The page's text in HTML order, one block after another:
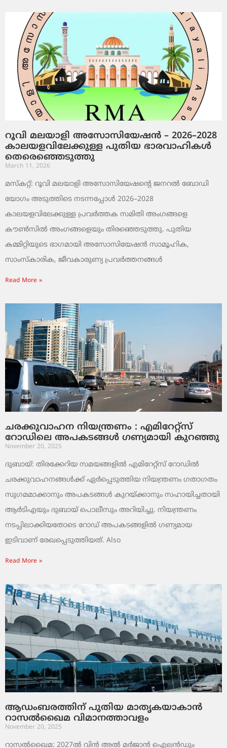
റൂവി മലയാളി അസോസിയേഷൻ – 2026–2028
കാലയളവിലേക്കുള്ള പുതിയ ഭാരവാഹികൾ
തെരെഞ്ഞെടുത്തു
March 11, 2026
മസ്കറ്റ്: റൂവി മലയാളി അസോസിയേഷന്റെ ജനറൽ ബോഡി
യോഗം അടുത്തിടെ നടന്നപ്പോൾ 2026–2028
കാലയളവിലേക്കുള്ള പ്രവർത്തക സമിതി അംഗങ്ങളെ
കൗൺസിൽ അംഗങ്ങളെയും തിരഞ്ഞെടുത്തു. പുതിയ
കമ്മിറ്റിയുടെ ഭാഗമായി അസോസിയേഷൻ സാമൂഹിക,
സാംസ്‌കാരിക, ജീവകാരുണ്യ പ്രവർത്തനങ്ങൾ
Read More »
ചരക്കുവാഹന നിയന്ത്രണം : എമിറേറ്റ്സ്
റോഡിലെ അപകടങ്ങൾ ഗണ്യമായി കുറഞ്ഞു
November 20, 2025
ദുബായ്: തിരക്കേറിയ സമയങ്ങളിൽ എമിറേറ്റ്സ് റോഡിൽ
ചരക്കുവാഹനങ്ങൾക്ക് ഏർപ്പെടുത്തിയ നിയന്ത്രണം ഗതാഗതം
സുഗമമാക്കാനും അപകടങ്ങൾ കുറയ്ക്കാനും സഹായിച്ചതായി
ആർടിഎയും ദുബായ് പൊലീസും അറിയിച്ചു. നിയന്ത്രണം
നടപ്പിലാക്കിയതോടെ റോഡ് അപകടങ്ങളിൽ ഗണ്യമായ
ഇടിവാണ് രേഖപ്പെടുത്തിയത്. Also
Read More »
ആഡംബരത്തിന് പുതിയ മാതൃകയാകാൻ
റാസൽഖൈമ വിമാനത്താവളം
November 20, 2025
റാസൽഖൈമ: 2027ൽ വിൻ അൽ മർജാൻ ഐലൻഡും